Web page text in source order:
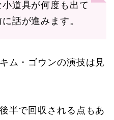
道具が何度も出て
話が進みます。
ム・ゴウンの演技は見
半で回収される点もあ